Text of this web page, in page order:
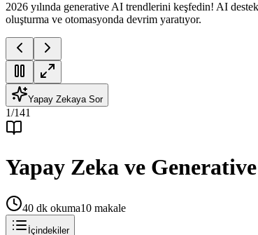
2026 yılında generative AI trendlerini keşfedin! AI
oluşturma ve otomasyonda devrim yaratıyor.
Yapay Zekaya Sor
1/141
Yapay Zeka ve
40 dk okuma10 makale
İçindekiler